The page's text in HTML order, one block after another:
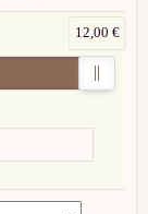
12,00 €